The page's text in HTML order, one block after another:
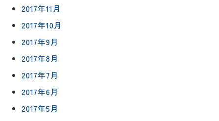
2017年11月
2017年10月
2017年9月
2017年8月
2017年7月
2017年6月
2017年5月